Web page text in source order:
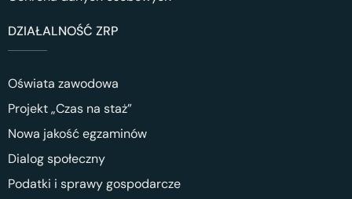
DZIAŁALNOŚĆ ZRP
Oświata zawodowa
Projekt „Czas na staż”
Nowa jakość egzaminów
Dialog społeczny
Podatki i sprawy gospodarcze